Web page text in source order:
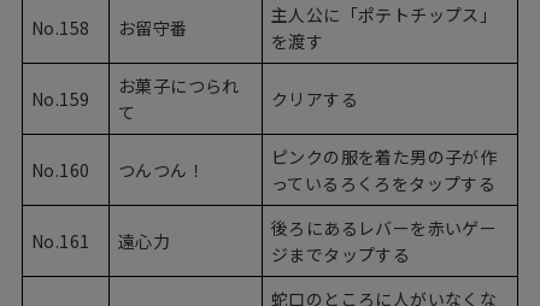
No.158 お留守番
主人公に「ポテトチップス」
を渡す
No.159
お菓子につられ
て
クリアする
No.160 つんつん！
ピンクの服を着た男の子が作
っているろくろをタップする
No.161 遠心力
後ろにあるレバーを赤いゲー
ジまでタップする
蛇口のところに人がいなくな